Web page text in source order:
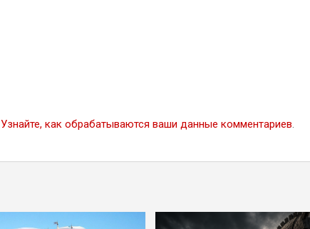
Узнайте, как обрабатываются ваши данные комментариев.